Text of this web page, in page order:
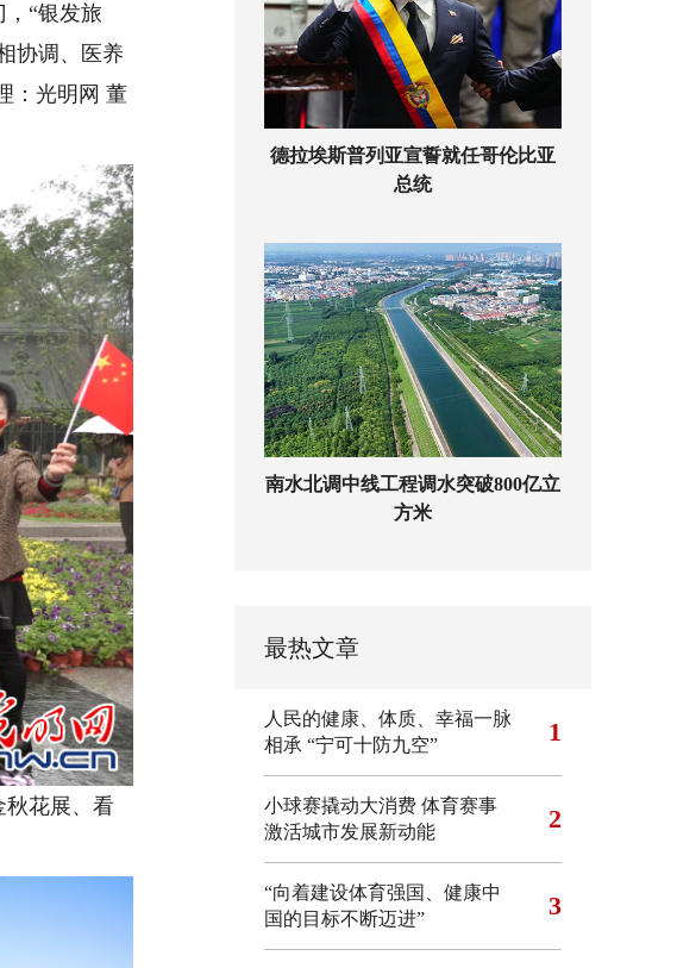
“银发旅
协调、医养
：光明网 董
花展、看
德拉埃斯普列亚宣誓就任哥伦比亚
总统
南水北调中线工程调水突破800亿立
方米
最热文章
人民的健康、体质、幸福一脉
相承 “宁可十防九空” 1
小球赛撬动大消费 体育赛事
激活城市发展新动能
2
“向着建设体育强国、健康中
国的目标不断迈进”
3